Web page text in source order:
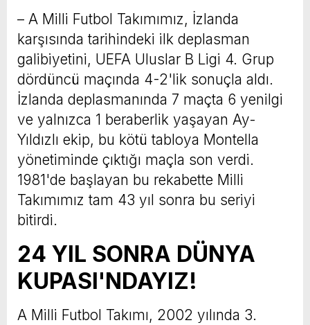
– A Milli Futbol Takımımız, İzlanda
karşısında tarihindeki ilk deplasman
galibiyetini, UEFA Uluslar B Ligi 4. Grup
dördüncü maçında 4-2'lik sonuçla aldı.
İzlanda deplasmanında 7 maçta 6 yenilgi
ve yalnızca 1 beraberlik yaşayan Ay-
Yıldızlı ekip, bu kötü tabloya Montella
yönetiminde çıktığı maçla son verdi.
1981'de başlayan bu rekabette Milli
Takımımız tam 43 yıl sonra bu seriyi
bitirdi.
24 YIL SONRA DÜNYA
KUPASI'NDAYIZ!
A Milli Futbol Takımı, 2002 yılında 3.